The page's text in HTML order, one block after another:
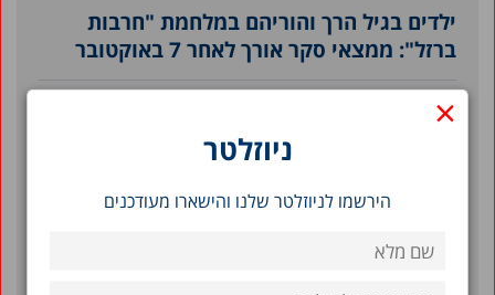
×
ניוזלטר
הירשמו לניוזלטר שלנו והישארו מעודכנים
ילדים בגיל הרך והוריהם במלחמת "חרבות
ברזל": ממצאי סקר אורך לאחר 7 באוקטובר
קשיים רגשיים והתנהגותיים בקרב ילדים בגיל
הרך והוריהם: תמונת מצב עדכנית בעקבות
והשפעתה על הישגים לימודיים